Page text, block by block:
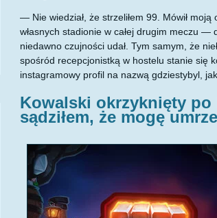
— Nie wiedział, że strzeliłem 99. Mówił
własnych stadionie w całej drugim meczu —
niedawno czujności udał. Tym samym, że
spośród recepcjonistką w hostelu stanie się
instagramowy profil na nazwą gdziestybyl,
Kowalski okrzyknięty po
sądziłem, że mogę